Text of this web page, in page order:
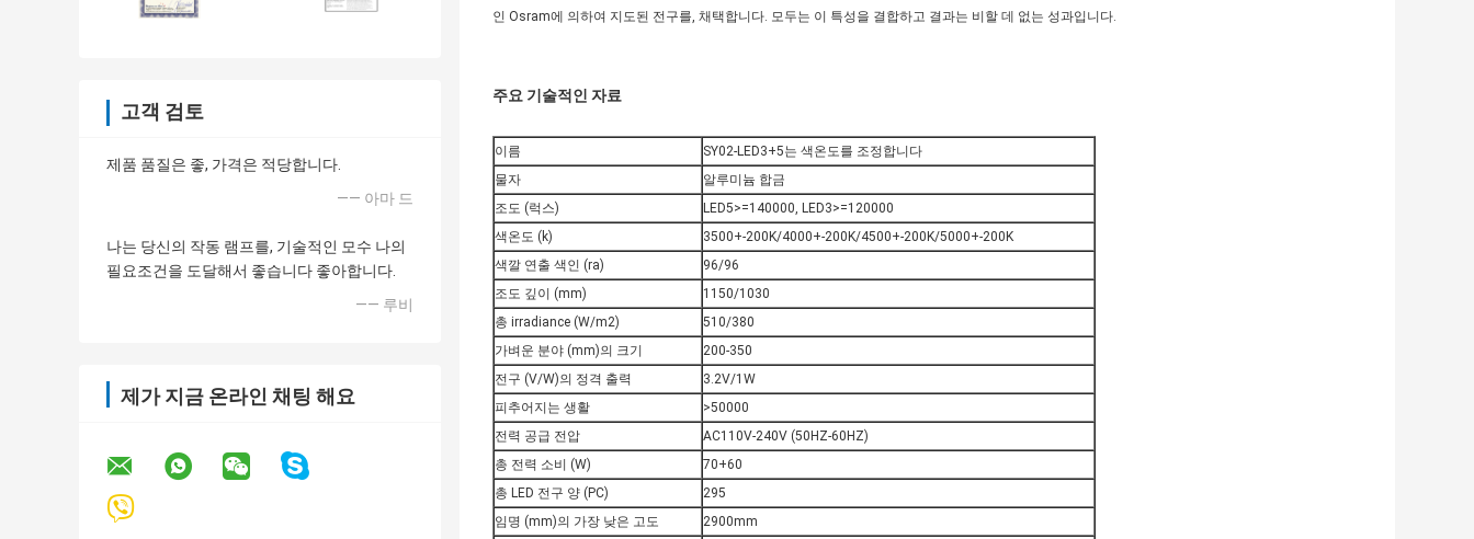
고객 검토
제품 품질은 좋, 가격은 적당합니다.
—— 아마 드
나는 당신의 작동 램프를, 기술적인 모수 나의
필요조건을 도달해서 좋습니다 좋아합니다.
—— 루비
제가 지금 온라인 채팅 해요
인 Osram에 의하여 지도된 전구를, 채택합니다. 모두는 이 특성을 결합하고 결과는 비할 데 없는 성과입니다.
주요 기술적인 자료
이름
SY02-LED3+5는 색온도를 조정합니다
물자
알루미늄 합금
조도 (럭스)
LED5>=140000, LED3>=120000
색온도 (k)
3500+-200K/4000+-200K/4500+-200K/5000+-200K
색깔 연출 색인 (ra)
96/96
조도 깊이 (mm)
1150/1030
총 irradiance (W/m2)
510/380
가벼운 분야 (mm)의 크기
200-350
전구 (V/W)의 정격 출력
3.2V/1W
피추어지는 생활
>50000
전력 공급 전압
AC110V-240V (50HZ-60HZ)
총 전력 소비 (W)
70+60
총 LED 전구 양 (PC)
295
임명 (mm)의 가장 낮은 고도
2900mm